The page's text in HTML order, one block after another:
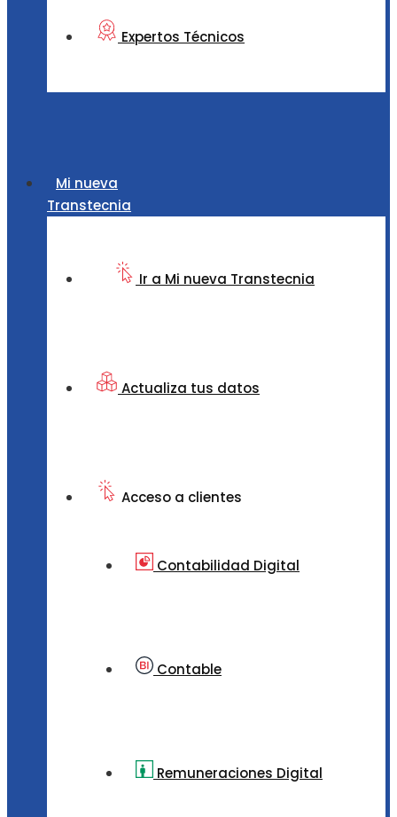
Expertos Técnicos
Mi nueva
Transtecnia
Ir a Mi nueva Transtecnia
Actualiza tus datos
Acceso a clientes
Contabilidad Digital
Contable
Remuneraciones Digital